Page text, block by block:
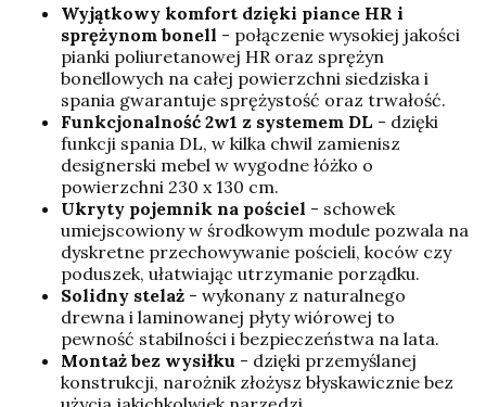
Wyjątkowy komfort dzięki piance HR i
sprężynom bonell - połączenie wysokiej jakości
pianki poliuretanowej HR oraz sprężyn
bonellowych na całej powierzchni siedziska i
spania gwarantuje sprężystość oraz trwałość.
Funkcjonalność 2w1 z systemem DL - dzięki
funkcji spania DL, w kilka chwil zamienisz
designerski mebel w wygodne łóżko o
powierzchni 230 x 130 cm.
Ukryty pojemnik na pościel - schowek
umiejscowiony w środkowym module pozwala na
dyskretne przechowywanie pościeli, koców czy
poduszek, ułatwiając utrzymanie porządku.
Solidny stelaż - wykonany z naturalnego
drewna i laminowanej płyty wiórowej to
pewność stabilności i bezpieczeństwa na lata.
Montaż bez wysiłku - dzięki przemyślanej
konstrukcji, narożnik złożysz błyskawicznie bez